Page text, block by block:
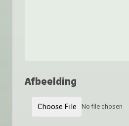
Afbeelding
Choose File No file chosen